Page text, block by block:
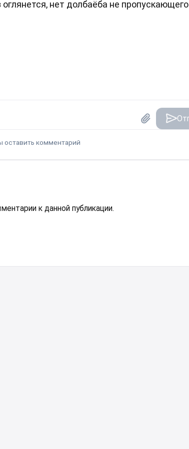
нет долбаёба не пропускающего
оставить комментарий
к данной публикации.